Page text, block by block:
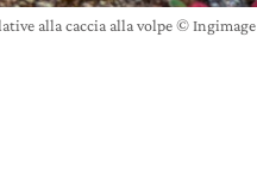
alla caccia alla volpe © Ingimage